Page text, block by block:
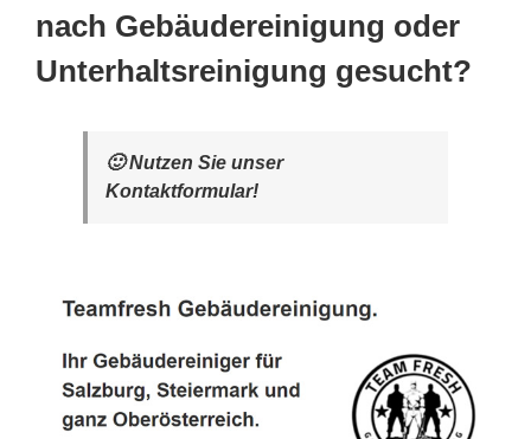
nach Gebäudereinigung oder
Unterhaltsreinigung gesucht?
🙂 Nutzen Sie unser
Kontaktformular!